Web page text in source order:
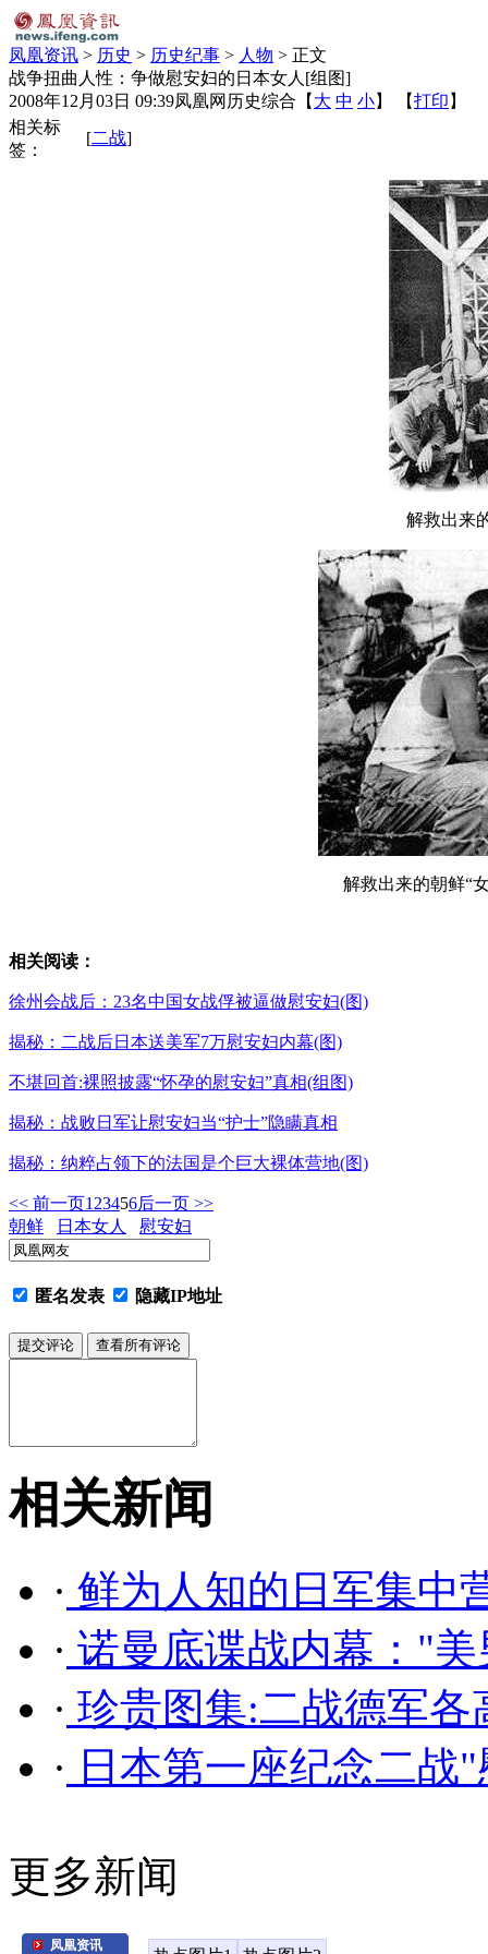
凤凰资讯 > 历史 > 历史纪事 > 人物 > 正文
战争扭曲人性：争做慰安妇的日本女人[组图]
2008年12月03日 09:39凤凰网历史综合 【 大 中 小】 【打印 】
相关标
签：
[二战]
解救出来
解救出来的朝鲜“
相关阅读：
徐州会战后：23名中国女战俘被逼做慰安妇(图)
揭秘：二战后日本送美军7万慰安妇内幕(图)
不堪回首:裸照披露“怀孕的慰安妇”真相(组图)
揭秘：战败日军让慰安妇当“护士”隐瞒真相
揭秘：纳粹占领下的法国是个巨大裸体营地(图)
<< 前一页1 23456后一页 >>
朝鲜
日本女人 慰安妇
匿名发表 隐藏IP地址
相关新闻
· 鲜为人知的日军集中
· 诺曼底谍战内幕："
· 珍贵图集:二战德军
· 日本第一座纪念二战
更多新闻
凤凰资讯